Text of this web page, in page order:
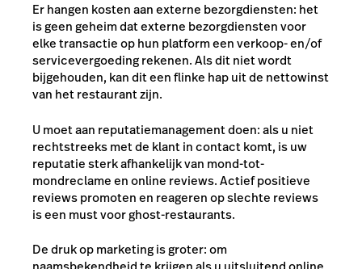
Er hangen kosten aan externe bezorgdiensten: het
is geen geheim dat externe bezorgdiensten voor
elke transactie op hun platform een verkoop- en/of
servicevergoeding rekenen. Als dit niet wordt
bijgehouden, kan dit een flinke hap uit de nettowinst
van het restaurant zijn.
U moet aan reputatiemanagement doen: als u niet
rechtstreeks met de klant in contact komt, is uw
reputatie sterk afhankelijk van mond-tot-
mondreclame en online reviews. Actief positieve
reviews promoten en reageren op slechte reviews
is een must voor ghost-restaurants.
De druk op marketing is groter: om